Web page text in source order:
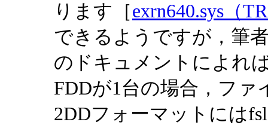
ります［exrn640.sys（
できるようですが，筆
のドキュメントによれ
FDDが1台の場合，ファ
2DDフォーマットには